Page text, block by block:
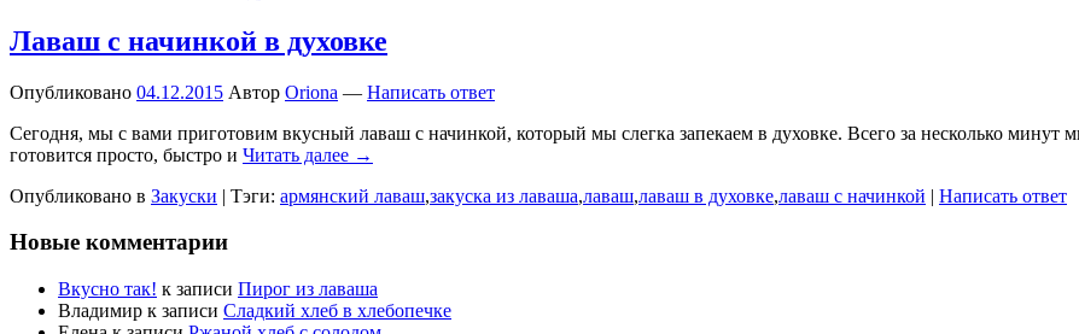
Лаваш с начинкой в духовке
Опубликовано 04.12.2015 Автор Oriona — Написать ответ
Сегодня, мы с вами приготовим вкусный лаваш с начинкой, который мы слегка запекаем в духовке. Всего за несколько минут
готовится просто, быстро и Читать далее →
Опубликовано в Закуски | Тэги: армянский лаваш,закуска из лаваша,лаваш,лаваш в духовке,лаваш с начинкой | Написать ответ
Новые комментарии
Вкусно так! к записи Пирог из лаваша
Владимир к записи Сладкий хлеб в хлебопечке